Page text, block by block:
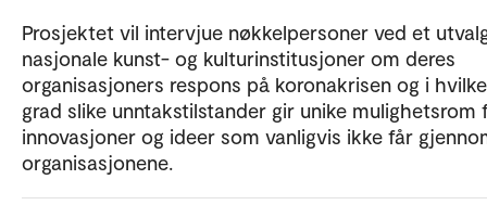
Prosjektet vil intervjue nøkkelpersoner ved et
nasjonale kunst- og kulturinstitusjoner om deres
organisasjoners respons på koronakrisen og i
grad slike unntakstilstander gir unike mulighetsrom
innovasjoner og ideer som vanligvis ikke får
organisasjonene.